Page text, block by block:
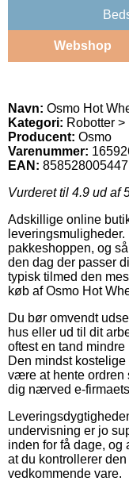
Webshop
Navn: Osmo Hot
Kategori: Robotter
Producent: Osmo
Varenummer:
EAN: 858528005447
Vurderet til 4.9 ud af
Adskillige online
pakkeshoppen, og
den dag der passer
typisk tilmed den
køb af Osmo Hot
Du bør omvendt
hus eller ud til dit
oftest en tand
Den mindst
være at hente ordren
dig nærved e-
undervisning er jo
inden for få dage, og
at du kontrollerer
vedkommende vare.